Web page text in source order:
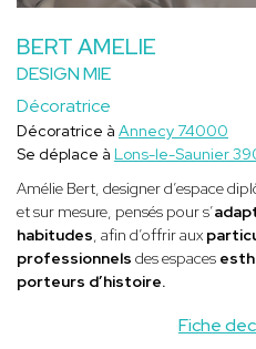
BERT AMELIE
DESIGN MIE
Décoratrice
Fiche
Décoratrice à Annecy 74000
Se déplace à Lons-le-Saunier
Amélie Bert, designer d’espace
et sur mesure, pensés pour s’
habitudes, afin d’offrir aux
professionnels des espaces
porteurs d’histoire.